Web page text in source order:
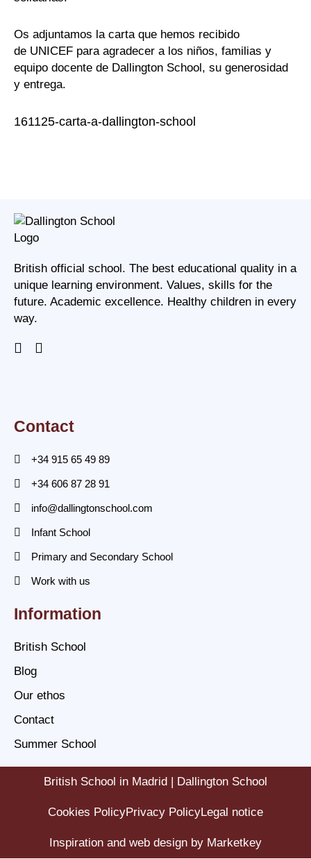
Os adjuntamos la carta que hemos recibido
de UNICEF para agradecer a los niños, familias y
equipo docente de Dallington School, su generosidad
y entrega.
161125-carta-a-dallington-school
British official school. The best educational quality in a
unique learning environment. Values, skills for the
future. Academic excellence. Healthy children in every
way.
Contact
+34 915 65 49 89
+34 606 87 28 91
info@dallingtonschool.com
Infant School
Primary and Secondary School
Work with us
Information
British School
Blog
Our ethos
Contact
Summer School
British School in Madrid | Dallington School
Cookies PolicyPrivacy PolicyLegal notice
Inspiration and web design by Marketkey